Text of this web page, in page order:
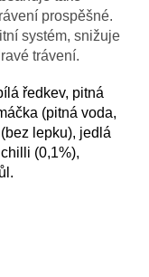
prospěšné.
systém, snižuje
trávení.
ředkev, pitná
(pitná voda,
lepku), jedlá
(0,1%),